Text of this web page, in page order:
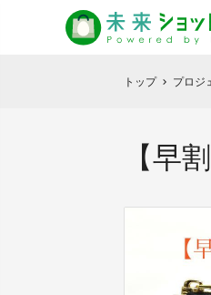
トップ chevron_right プロジ
【早